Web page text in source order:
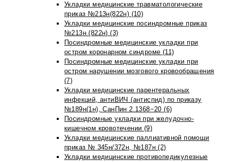
Укладки медицинские травматологические
приказ №213н(822н) (10)
Укладки медицинские посиндромные приказ
№213н (822н) (3)
Посиндромные медицинские укладки при
остром коронарном синдроме (11)
Посиндромные медицинские укладки при
остром нарушении мозгового кровообращения
(7)
Укладки медицинские парентеральных
инфекций, антиВИЧ (антиспид) по приказу
№189н(1н), СанПин 2.1368−20 (6)
Посиндромные укладки при желудочно-
кишечном кровотечении (9)
Укладки медицинские паллиативной помощи
приказ № 345н/372н, №187н (2)
Укладки медицинские противопедикулезные